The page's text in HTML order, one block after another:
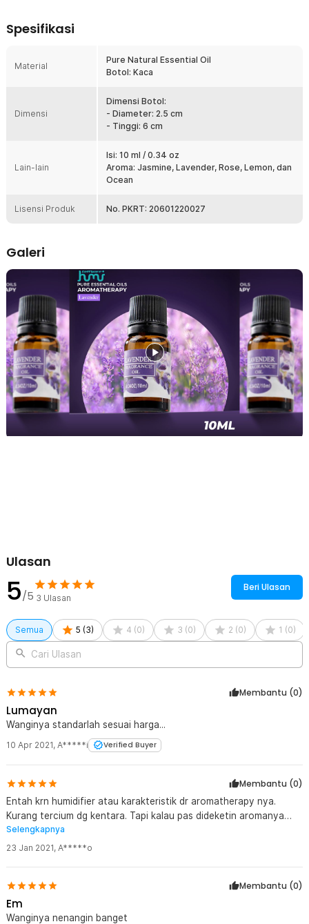
kecemasan hingga rasa lelah. Energi positif pun akan hadir dan
Beri Keharuman Tanpa Bekas
Bersama diffuser atau humidifier yang Anda miliki, aroma dari
mengandung minyak, essential oil dari Taffware HUMI RHJY tak
akan merusak tampilan dengan meninggalkan bekas pada alat yang
Meski memiliki kapasitas sebanyak 10 ml, essential oil dari Taffware
HUMI RHJY ini dapat bertahan cukup lama. Hanya dengan beberapa
tetes saja, aromanya akan memenuhi ruangan Anda. Jauh lebih
Pilihan Aroma Terbaik
memenuhi ruangan Anda:
Lavender: Memiliki aroma khas floral yang lembut, manis khas
bunga, herbal, dan green woody di saat bersamaan. Memberi
ketenangan fisik dan emosional.
Jasmine: Aroma floral yang intens dan manis, khas kesegaran
bunga melati. Identik dengan suasana tenang dan hangat di
malam hari.
Lemon: Aroma citrus yang segar dan alami untuk menciptakan
nuansa lingkungan yang bersih serta positif.
Rose: Aroma manis floral dengan sentuhan manis yang kuat.
Sedikit terasa paduan fresh dan aroma bedak powdery. Cocok
untuk Anda yang menyukai keharuman feminin.
Ocean: Layaknya aroma laut yang segar dengan sedikit aksen
manis. Hadirkan aroma pagi hari yang cocok untuk segala jenis
ruangan.
Spesifikasi
Material
Pure Natural Essential Oil
Botol: Kaca
Dimensi
Dimensi Botol:
- Diameter: 2.5 cm
- Tinggi: 6 cm
Lain-lain
Isi: 10 ml / 0.34 oz
Aroma: Jasmine, Lavender, Rose, Lemon, dan
Ocean
Lisensi Produk No. PKRT: 20601220027
Galeri
Ulasan
5/5 3 Ulasan
Beri Ulasan
Semua 5 (3) 4 (0) 3 (0) 2 (0) 1 (0)
Cari Ulasan
Membantu (0)
Lumayan
Wanginya standarlah sesuai harga...
10 Apr 2021, A*****i Verified Buyer
Membantu (0)
Entah krn humidifier atau karakteristik dr aromatherapy nya.
Kurang tercium dg kentara. Tapi kalau pas dideketin aromanya
enak
Selengkapnya
23 Jan 2021, A*****o
Membantu (0)
Em
Wanginya nenangin banget